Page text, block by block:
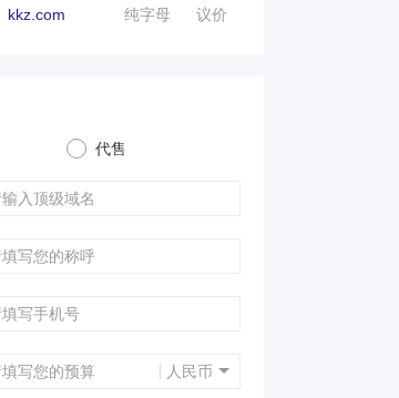
kkz.com 纯字母 议价
代售
人民币